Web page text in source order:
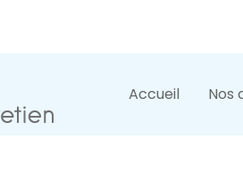
Accueil Nos